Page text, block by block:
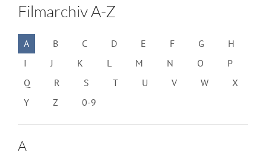
Filmarchiv A-Z
A B C D E F G
H
I
J K L M N O
P
Q
R S T U V W
X
Y
Z 0-9
A